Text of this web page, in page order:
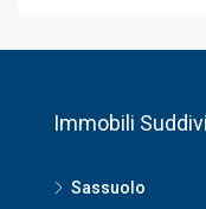
Immobili
Sassuolo